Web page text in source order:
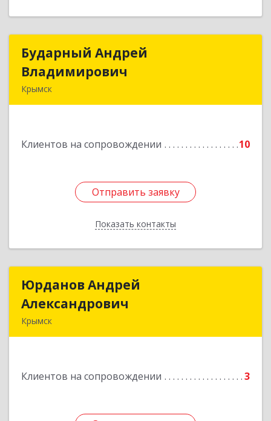
Бударный Андрей
Владимирович
Крымск
Клиентов на сопровождении 10
Отправить заявку
Показать контакты
Бударный Андрей
Подробнее
Отправить заявку
Назад
Юрданов Андрей
Александрович
Крымск
Клиентов на сопровождении 3
Юрданов Андрей
Подробнее